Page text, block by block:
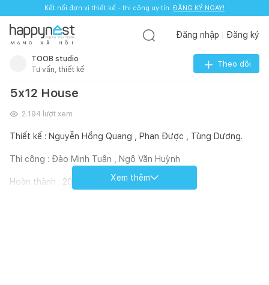
Kết nối đơn vị thiết kế - thi công uy tín. ĐĂNG KÝ NGAY!
M Ạ N G X Ã H Ộ I
Đăng nhập Đăng ký
TOOB studio
Tư vấn, thiết kế
Theo dõi
5x12 House
2.194 lượt xem
Thiết kế : Nguyễn Hồng Quang , Phan Được , Tùng Dương.
Thi công : Đào Minh Tuân , Ngô Văn Huỳnh
Hoàn thành : 2018 Xem thêm